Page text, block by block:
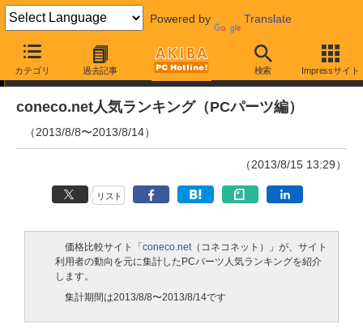
Powered by Translate
カテゴリ 過去記事 検索 Impressサイト
ランキング
coneco.net人気ランキング（PCパーツ編）
（2013/8/8〜2013/8/14）
（2013/8/15 13:29）
リスト
価格比較サイト「 coneco.net（コネコネット）」が、サイト
利用者の動向を元に集計したPCパーツ人気ランキングを紹介
します。
集計期間は2013/8/8〜2013/8/14です